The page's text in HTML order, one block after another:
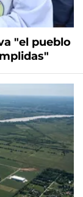
"el pueblo